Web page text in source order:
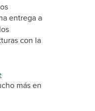
entrega a
con la
más en